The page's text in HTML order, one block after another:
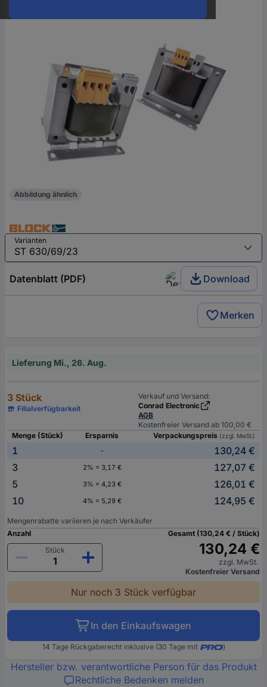
Abbildung ähnlich
Varianten
Datenblatt (PDF) Download
Merken
Lieferung Mi., 26. Aug.
3 Stück
Filialverfügbarkeit
Verkauf und Versand:
Conrad Electronic
AGB
Kostenfreier Versand ab 100,00 €
Menge (Stück)
Ersparnis Verpackungspreis (zzgl. MwSt.)
1 -
130,24 €
3
2% = 3,17 €
127,07 €
5
3% = 4,23 €
126,01 €
10
4% = 5,29 € 124,95 €
Mengenrabatte variieren je nach Verkäufer
Anzahl
Stück
Gesamt (130,24 € / Stück)
130,24 €
zzgl. MwSt.
Kostenfreier Versand
Nur noch 3 Stück verfügbar
In den Einkaufswagen
14 Tage Rückgaberecht inklusive (30 Tage mit )
Hersteller bzw. verantwortliche Person für das Produkt
Rechtliche Bedenken melden